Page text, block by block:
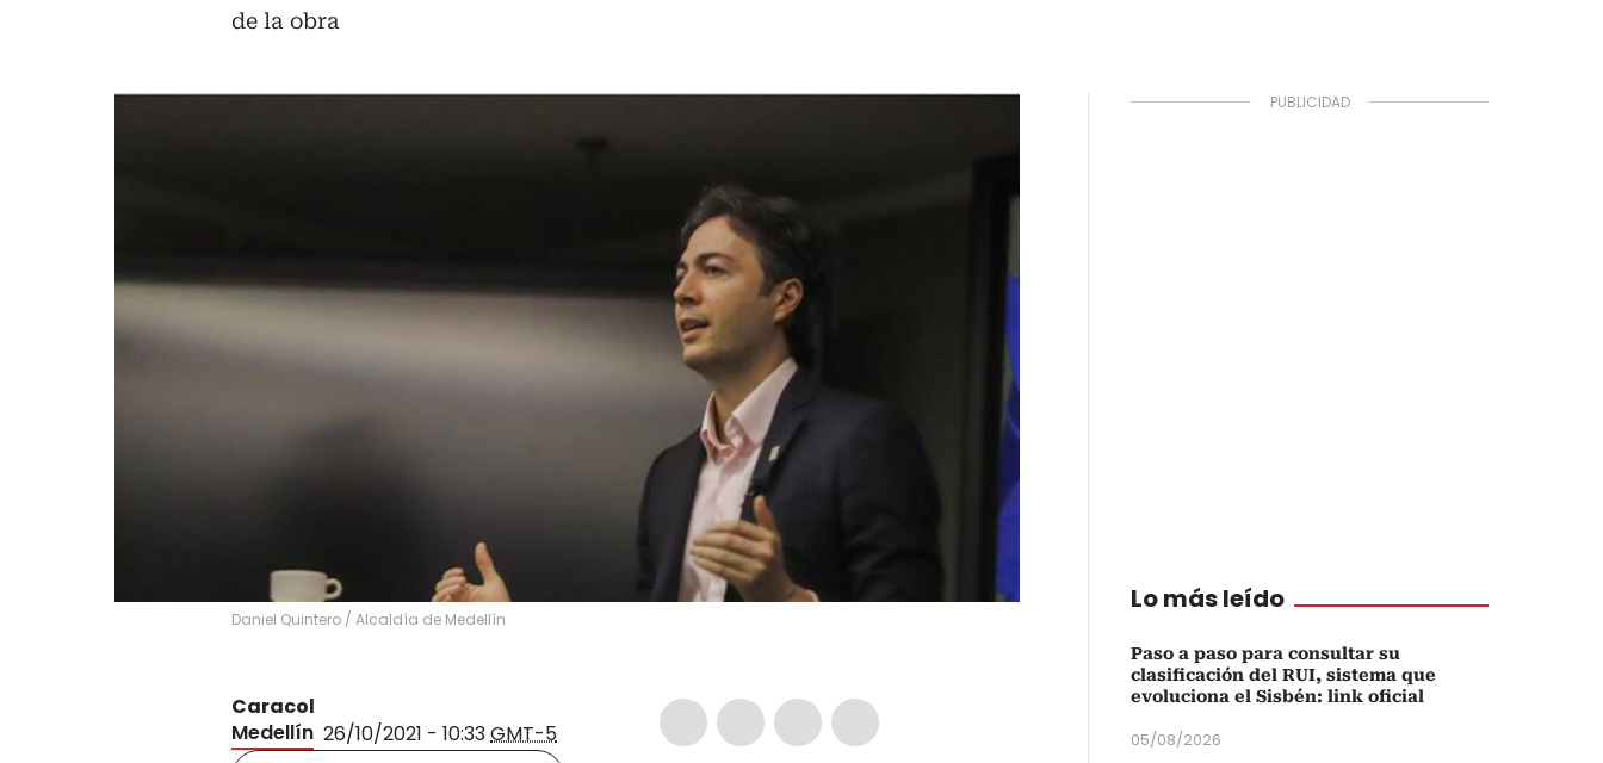
de la obra
Daniel Quintero / Alcaldía de Medellín
Caracol
Medellín 26/10/2021 - 10:33GMT-5
Lo más leído
Paso a paso para consultar su
clasificación del RUI, sistema que
evoluciona el Sisbén: link oficial
05/08/2026